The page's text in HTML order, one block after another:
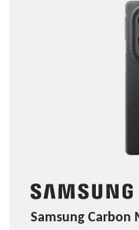
Samsung Carbon